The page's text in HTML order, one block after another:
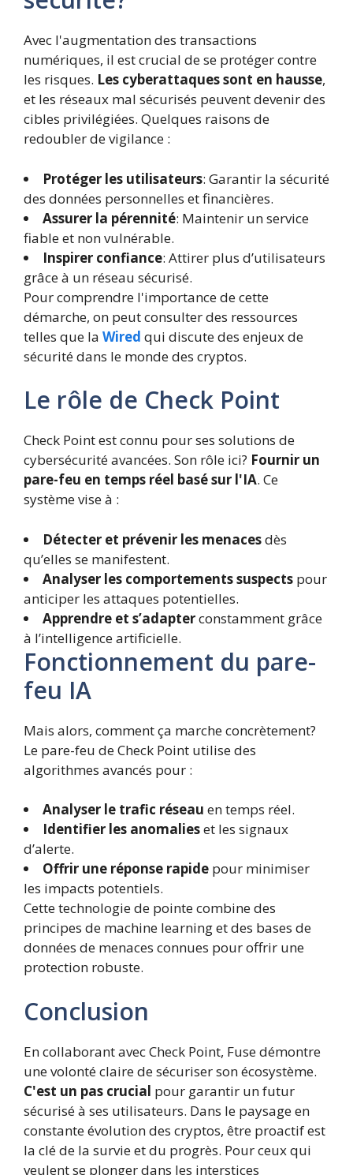
Avec l'augmentation des transactions
numériques, il est crucial de se protéger contre
les risques. Les cyberattaques sont en hausse,
et les réseaux mal sécurisés peuvent devenir des
cibles privilégiées. Quelques raisons de
redoubler de vigilance :
Protéger les utilisateurs: Garantir la sécurité
des données personnelles et financières.
Assurer la pérennité: Maintenir un service
fiable et non vulnérable.
Inspirer confiance: Attirer plus d’utilisateurs
grâce à un réseau sécurisé.
Pour comprendre l'importance de cette
démarche, on peut consulter des ressources
telles que la Wired qui discute des enjeux de
sécurité dans le monde des cryptos.
Le rôle de Check Point
Check Point est connu pour ses solutions de
cybersécurité avancées. Son rôle ici? Fournir un
pare-feu en temps réel basé sur l'IA. Ce
système vise à :
Détecter et prévenir les menacesdès
qu’elles se manifestent.
Analyser les comportements suspects pour
anticiper les attaques potentielles.
Apprendre et s’adapterconstamment grâce
à l’intelligence artificielle.
Fonctionnement du pare-
feu IA
Mais alors, comment ça marche concrètement?
Le pare-feu de Check Point utilise des
algorithmes avancés pour :
Analyser le trafic réseau en temps réel.
Identifier les anomalieset les signaux
d’alerte.
Offrir une réponse rapide pour minimiser
les impacts potentiels.
Cette technologie de pointe combine des
principes de machine learning et des bases de
données de menaces connues pour offrir une
protection robuste.
Conclusion
En collaborant avec Check Point, Fuse démontre
une volonté claire de sécuriser son écosystème.
C'est un pas crucial pour garantir un futur
sécurisé à ses utilisateurs. Dans le paysage en
constante évolution des cryptos, être proactif est
la clé de la survie et du progrès. Pour ceux qui
veulent se plonger dans les interstices